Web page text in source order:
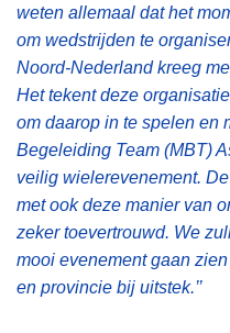
weten allemaal dat het
om wedstrijden te
Noord-Nederland kreeg
Het tekent deze
om daarop in te spelen en
Begeleiding Team (MBT)
veilig wielerevenement.
met ook deze manier van
zeker toevertrouwd. We
mooi evenement gaan
en provincie bij uitstek.’’